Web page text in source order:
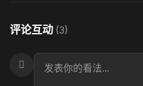
评论互动 (3)